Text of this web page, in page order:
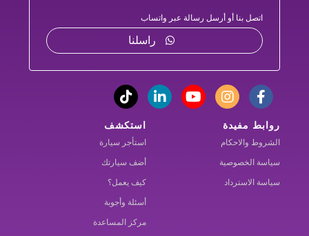
اتصل بنا أو أرسل رسالة عبر واتساب
راسلنا
روابط مفيدة
الشروط والاحكام
سياسة الخصوصية
سياسة الاسترداد
استكشف
استأجر سيارة
أضف سيارتك
كيف يعمل؟
أسئلة وأجوبة
مركز المساعدة